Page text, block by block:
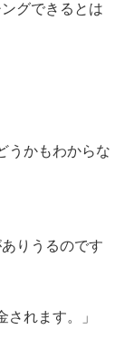
グできるとは
うかもわからな
りうるのです
れます。」